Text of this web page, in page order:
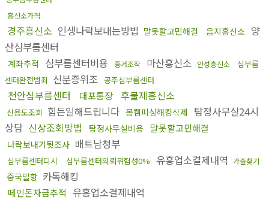
흥신소가격
경주흥신소 인생나락보내는방법 말못할고민해결 음지흥신소 양
산심부름센터
계좌추적 심부름센터비용 증거조작 마산흥신소 안성흥신소
심부름
센터완전범죄 신분증위조 공주심부름센터
천안심부름센터 대포통장 후불제흥신소
신용도조회 힘든일해드립니다 몸캠피싱해킹삭제 탐정사무실24시
상담 신상조회방법 탐정사무실비용 말못할고민해결
나락보내기뒷조사 배트남청부
심부름센터디시 심부름센터의뢰위험성0% 유흥업소결제내역 가출찾기
중국밀항 카톡해킹
떼인돈자금추적 유흥업소결제내역